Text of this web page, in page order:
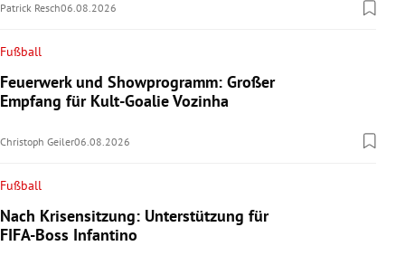
Patrick Resch06.08.2026
Fußball
Feuerwerk und Showprogramm: Großer
Empfang für Kult-Goalie Vozinha
Christoph Geiler06.08.2026
Fußball
Nach Krisensitzung: Unterstützung für
FIFA-Boss Infantino